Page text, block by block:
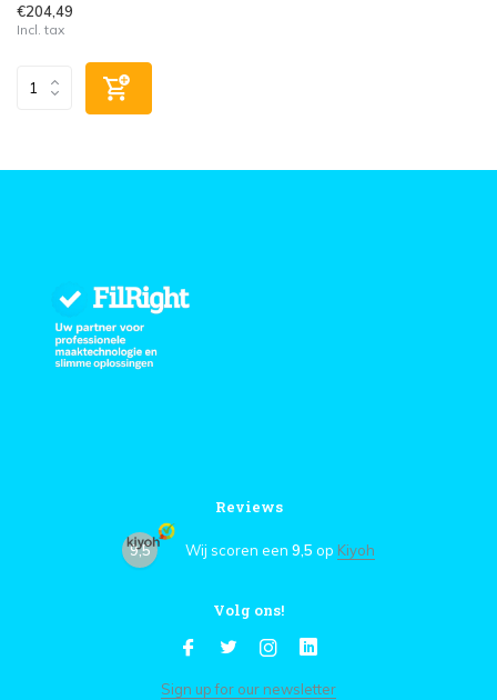
€204,49
Incl. tax
Reviews
9,5 Wij scoren een 9,5 op Kiyoh
Volg ons!
Sign up for our newsletter